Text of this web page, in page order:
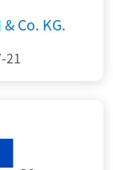
Co. KG.
21